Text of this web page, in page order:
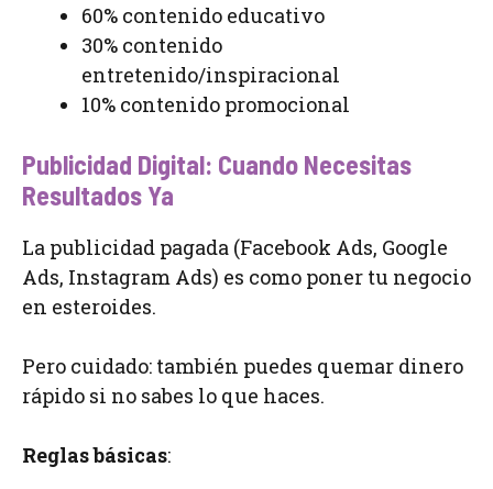
60% contenido educativo
30% contenido
entretenido/inspiracional
10% contenido promocional
Publicidad Digital: Cuando Necesitas
Resultados Ya
La publicidad pagada (Facebook Ads, Google
Ads, Instagram Ads) es como poner tu negocio
en esteroides.
Pero cuidado: también puedes quemar dinero
rápido si no sabes lo que haces.
Reglas básicas: